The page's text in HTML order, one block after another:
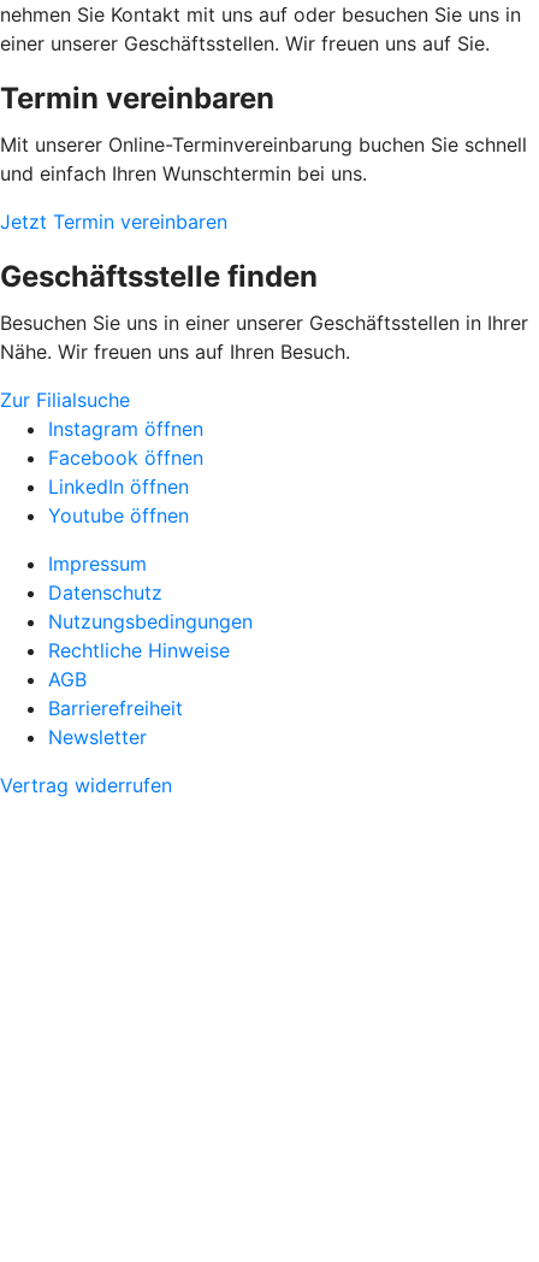
nehmen Sie Kontakt mit uns auf oder besuchen Sie uns in
einer unserer Geschäftsstellen. Wir freuen uns auf Sie.
Termin vereinbaren
Mit unserer Online-Terminvereinbarung buchen Sie schnell
und einfach Ihren Wunschtermin bei uns.
Jetzt Termin vereinbaren
Geschäftsstelle finden
Besuchen Sie uns in einer unserer Geschäftsstellen in Ihrer
Nähe. Wir freuen uns auf Ihren Besuch.
Zur Filialsuche
Instagram öffnen
Facebook öffnen
LinkedIn öffnen
Youtube öffnen
Impressum
Datenschutz
Nutzungsbedingungen
Rechtliche Hinweise
AGB
Barrierefreiheit
Newsletter
Vertrag widerrufen